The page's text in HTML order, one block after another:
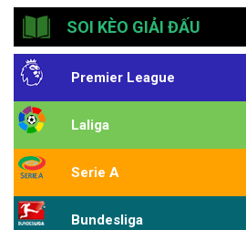
SOI KÈO GIẢI ĐẤU
Premier League
Laliga
Serie A
Bundesliga